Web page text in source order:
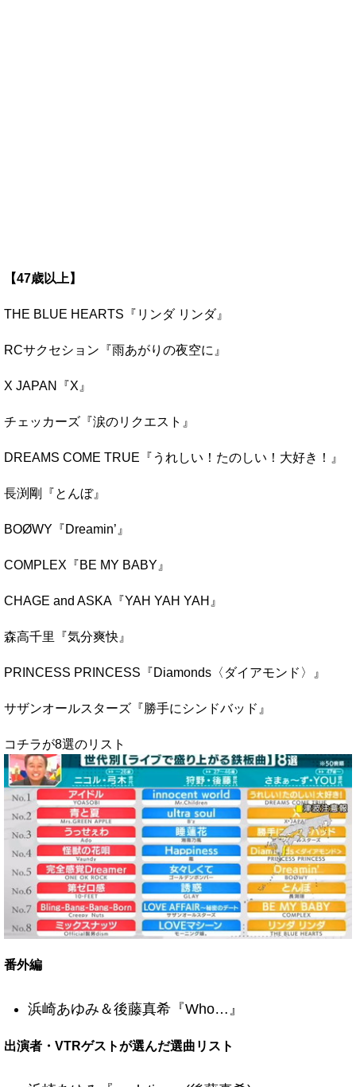
【47歳以上】
THE BLUE HEARTS『リンダ リンダ』
RCサクセション『雨あがりの夜空に』
X JAPAN『X』
チェッカーズ『涙のリクエスト』
DREAMS COME TRUE『うれしい！たのしい！大好き！』
長渕剛『とんぼ』
BOØWY『Dreamin’』
COMPLEX『BE MY BABY』
CHAGE and ASKA『YAH YAH YAH』
森高千里『気分爽快』
PRINCESS PRINCESS『Diamonds〈ダイアモンド〉』
サザンオールスターズ『勝手にシンドバッド』
コチラが8選のリスト
番外編
浜崎あゆみ＆後藤真希『Who…』
出演者・VTRゲストが選んだ選曲リスト